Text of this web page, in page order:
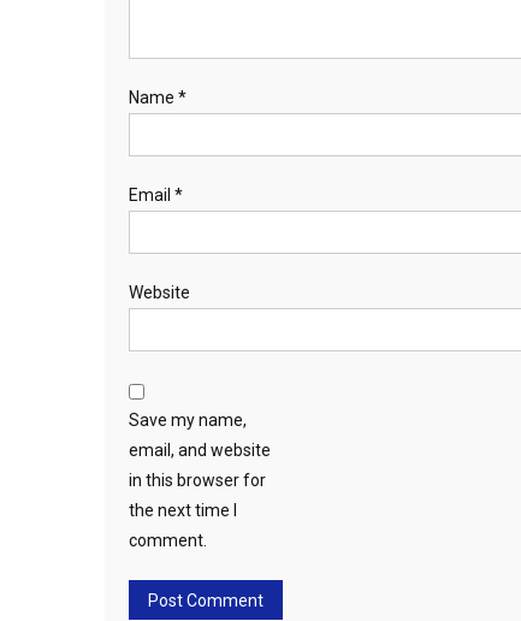
Name *
Email *
Website
Save my name,
email, and website
in this browser for
the next time I
comment.